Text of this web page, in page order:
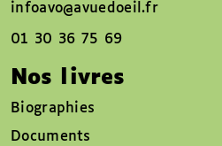
infoavo@avuedoeil.fr
01 30 36 75 69
Nos livres
Biographies
Documents